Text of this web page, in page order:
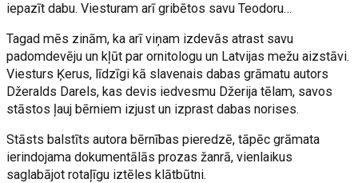
iepazīt dabu. Viesturam arī gribētos savu Teodoru…
Tagad mēs zinām, ka arī viņam izdevās atrast savu
padomdevēju un kļūt par ornitologu un Latvijas mežu aizstāvi.
Viesturs Ķerus, līdzīgi kā slavenais dabas grāmatu autors
Džeralds Darels, kas devis iedvesmu Džerija tēlam, savos
stāstos ļauj bērniem izjust un izprast dabas norises.
Stāsts balstīts autora bērnības pieredzē, tāpēc grāmata
ierindojama dokumentālās prozas žanrā, vienlaikus
saglabājot rotaļīgu iztēles klātbūtni.